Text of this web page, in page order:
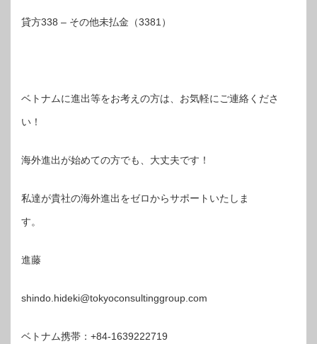
貸方338 – その他未払金（3381）
ベトナムに進出等をお考えの方は、お気軽にご連絡くださ
い！
海外進出が始めての方でも、大丈夫です！
私達が貴社の海外進出をゼロからサポートいたしま
す。
進藤
shindo.hideki@tokyoconsultinggroup.com
ベトナム携帯：+84-1639222719